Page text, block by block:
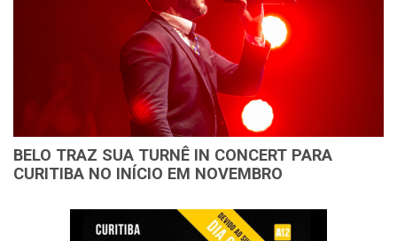
BELO TRAZ SUA TURNÊ IN CONCERT PARA
CURITIBA NO INÍCIO EM NOVEMBRO